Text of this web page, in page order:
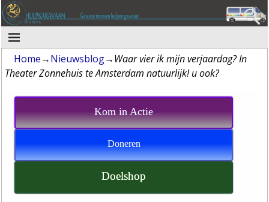
Home→Nieuwsblog→Waar vier ik mijn verjaardag? In
Theater Zonnehuis te Amsterdam natuurlijk! u ook?
Kom in Actie
Doneren
Doelshop